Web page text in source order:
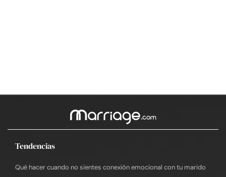
Tendencias
Qué hacer cuando no sientes conexión emocional con tu marido